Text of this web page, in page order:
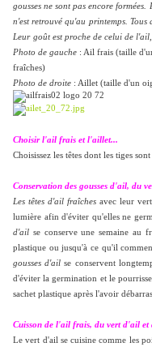
gousses ne sont pas encore formées.
n'est retrouvé qu'au printemps. Tous
Leur goût est proche de celui de
Photo de gauche : Ail frais (taille
fraîches)
Photo de droite : Aillet (taille d'un
Choisir l'ail frais et l'aillet...
Choisissez les têtes dont les tiges
Conservation des gousses d'ail, du
Les têtes d'ail fraîches avec leur
lumière afin d'éviter qu'elles ne
d'ail se conserve une semaine au
plastique ou jusqu'à ce qu'il
gousses d'ail se conservent
d'éviter la germination et le
sachet plastique après l'avoir
Cuisson de l'ail frais, du vert d'ail et
Le vert d'ail se cuisine comme les